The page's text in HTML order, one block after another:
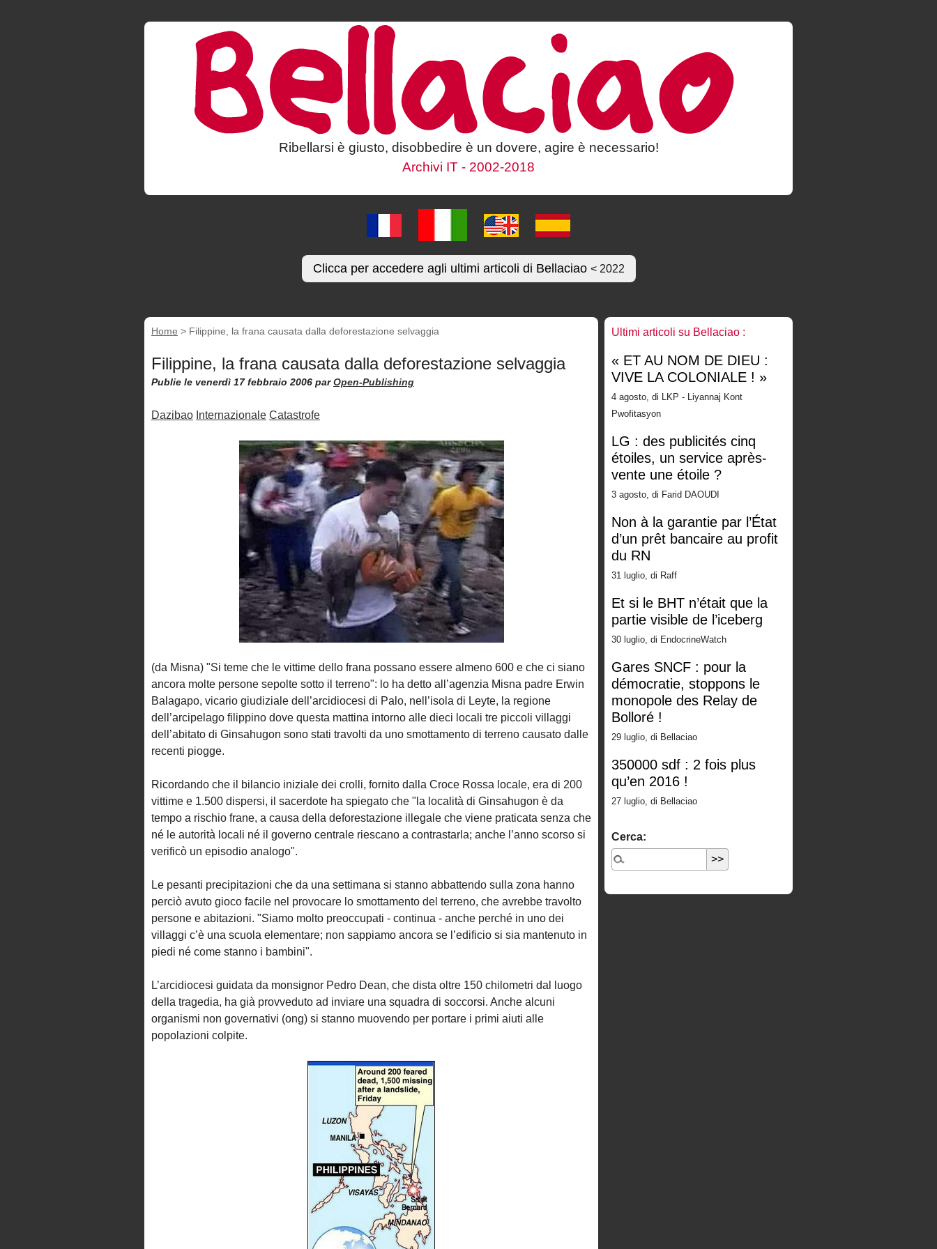
Ribellarsi è giusto, disobbedire è un dovere, agire è necessario!
Archivi IT - 2002-2018
Clicca per accedere agli ultimi articoli di Bellaciao < 2022
Home > Filippine, la frana causata dalla deforestazione selvaggia
Filippine, la frana causata dalla deforestazione selvaggia
Publie le venerdì 17 febbraio 2006 parOpen-Publishing
Dazibao Internazionale Catastrofe
(da Misna) "Si teme che le vittime dello frana possano essere almeno 600 e che ci siano
ancora molte persone sepolte sotto il terreno": lo ha detto all’agenzia Misna padre Erwin
Balagapo, vicario giudiziale dell’arcidiocesi di Palo, nell’isola di Leyte, la regione
dell’arcipelago filippino dove questa mattina intorno alle dieci locali tre piccoli villaggi
dell’abitato di Ginsahugon sono stati travolti da uno smottamento di terreno causato dalle
recenti piogge.
Ricordando che il bilancio iniziale dei crolli, fornito dalla Croce Rossa locale, era di 200
vittime e 1.500 dispersi, il sacerdote ha spiegato che "la località di Ginsahugon è da
tempo a rischio frane, a causa della deforestazione illegale che viene praticata senza che
né le autorità locali né il governo centrale riescano a contrastarla; anche l’anno scorso si
verificò un episodio analogo".
Le pesanti precipitazioni che da una settimana si stanno abbattendo sulla zona hanno
perciò avuto gioco facile nel provocare lo smottamento del terreno, che avrebbe travolto
persone e abitazioni. "Siamo molto preoccupati - continua - anche perché in uno dei
villaggi c’è una scuola elementare; non sappiamo ancora se l’edificio si sia mantenuto in
piedi né come stanno i bambini".
L’arcidiocesi guidata da monsignor Pedro Dean, che dista oltre 150 chilometri dal luogo
della tragedia, ha già provveduto ad inviare una squadra di soccorsi. Anche alcuni
organismi non governativi (ong) si stanno muovendo per portare i primi aiuti alle
popolazioni colpite.
Ultimi articoli su Bellaciao :
« ET AU NOM DE DIEU :
VIVE LA COLONIALE ! »
4 agosto, di LKP - Liyannaj Kont
Pwofitasyon
LG : des publicités cinq
étoiles, un service après-
vente une étoile ?
3 agosto, di Farid DAOUDI
Non à la garantie par l’État
d’un prêt bancaire au profit
du RN
31 luglio, di Raff
Et si le BHT n’était que la
partie visible de l’iceberg
30 luglio, di EndocrineWatch
Gares SNCF : pour la
démocratie, stoppons le
monopole des Relay de
Bolloré !
29 luglio, di Bellaciao
350000 sdf : 2 fois plus
qu’en 2016 !
27 luglio, di Bellaciao
Cerca: